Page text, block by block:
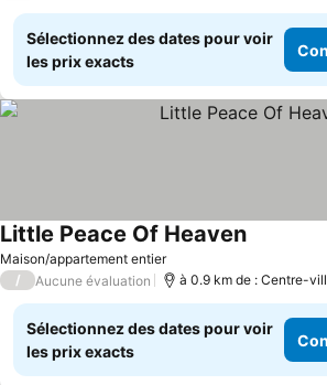
Sélectionnez des dates pour voir
les prix exacts
Maison/appartement entier
Little Peace Of HeavenConsulter
/ Aucune évaluation à 0.9 km de : Centre-
Sélectionnez des dates pour voir
les prix exacts